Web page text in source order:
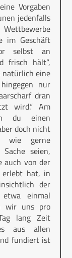
Vorgaben
jedenfalls
im Geschäft
selbst an
frisch hält“,
natürlich eine
nur
dran
wird.“ Am
du einen
doch nicht
wie gerne
seien,
auch von der
erlebt hat, in
der
einmal
wir uns pro
lang Zeit
aus allen
fundiert ist